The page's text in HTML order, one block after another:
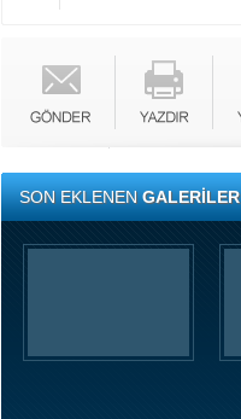
SON EKLENENGALERİLER